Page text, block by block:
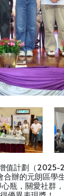
值計劃（2025-
辦的元朗區學
瓶，關愛社群